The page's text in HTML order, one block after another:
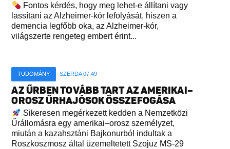
Fontos kérdés, hogy meg lehet-e állítani vagy
lassítani az Alzheimer-kór lefolyását, hiszen a
demencia legfőbb oka, az Alzheimer-kór,
világszerte rengeteg embert érint...
TUDOMÁNY SZERDA 07:49
AZ ŰRBEN TOVÁBB TART AZ AMERIKAI–
OROSZ ŰRHAJÓSOK ÖSSZEFOGÁSA
Sikeresen megérkezett kedden a Nemzetközi
Űrállomásra egy amerikai–orosz személyzet,
miután a kazahsztáni Bajkonurból indultak a
Roszkoszmosz által üzemeltetett Szojuz MS-29